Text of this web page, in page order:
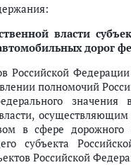
власти
дорог
Российской
полномочий
в сфере
субъекта
Российской